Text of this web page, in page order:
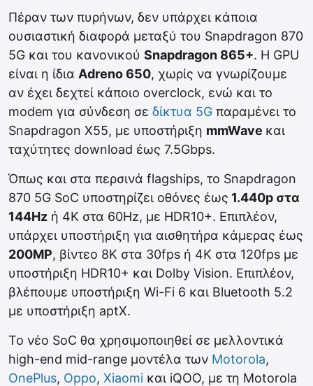
Πέραν των πυρήνων, δεν υπάρχει κάποια
ουσιαστική διαφορά μεταξύ του Snapdragon 870
5G και του κανονικού Snapdragon 865+. Η GPU
είναι η ίδια Adreno 650, χωρίς να γνωρίζουμε
αν έχει δεχτεί κάποιο overclock, ενώ και το
modem για σύνδεση σε δίκτυα 5G παραμένει το
Snapdragon X55, με υποστήριξη mmWave και
ταχύτητες download έως 7.5Gbps.
Όπως και στα περσινά flagships, το Snapdragon
870 5G SoC υποστηρίζει οθόνες έως 1.440p στα
144Hz ή 4K στα 60Hz, με HDR10+. Επιπλέον,
υπάρχει υποστήριξη για αισθητήρα κάμερας έως
200MP, βίντεο 8K στα 30fps ή 4K στα 120fps με
υποστήριξη HDR10+ και Dolby Vision. Επιπλέον,
βλέπουμε υποστήριξη Wi-Fi 6 και Bluetooth 5.2
με υποστήριξη aptX.
Το νέο SoC θα χρησιμοποιηθεί σε μελλοντικά
high-end mid-range μοντέλα των Motorola,
OnePlus, Oppo, Xiaomi και iQOO, με τη Motorola